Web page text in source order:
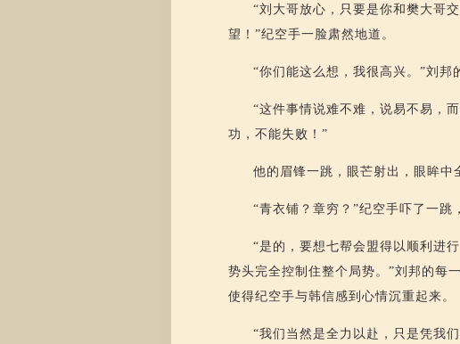
“刘大哥放心，只要是你和樊大哥
望！”纪空手一脸肃然地道。
“你们能这么想，我很高兴。”刘邦
“这件事情说难不难，说易不易，
功，不能失败！”
他的眉锋一跳，眼芒射出，眼眸中
“青衣铺？章穷？”纪空手吓了一跳
“是的，要想七帮会盟得以顺利进
势头完全控制住整个局势。”刘邦的每
使得纪空手与韩信感到心情沉重起来。
“我们当然是全力以赴，只是凭我